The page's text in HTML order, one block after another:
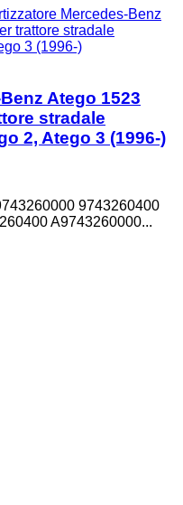
Mercedes-Benz
trattore stradale
3 (1996-)
Atego 1523
stradale
2, Atego 3 (1996-)
9743260400
A9743260000...